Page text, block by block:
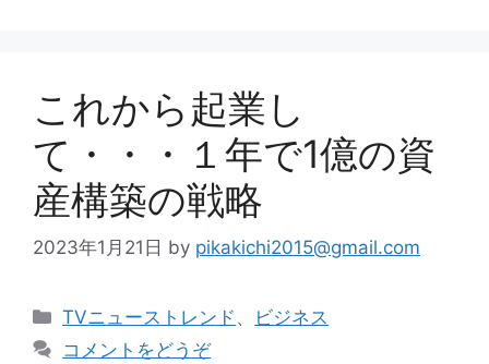
これから起業し
て・・・１年で1億の資
産構築の戦略
2023年1月21日 by pikakichi2015@gmail.com
カ
テ
TVニューストレンド 、
ビジネス
コメントをどうぞ